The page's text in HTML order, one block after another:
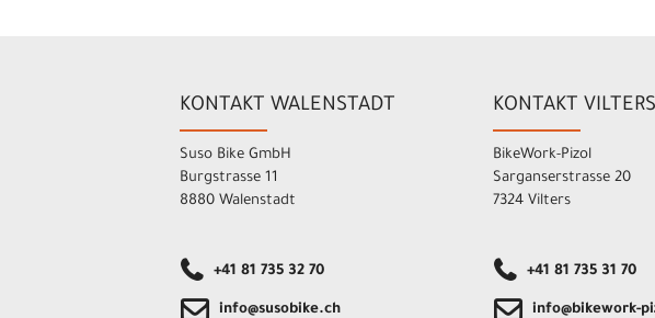
KONTAKT WALENSTADT
Suso Bike GmbH
Burgstrasse 11
8880 Walenstadt
+41 81 735 32 70
info@susobike.ch
KONTAKT VILTERS
BikeWork-Pizol
Sarganserstrasse 20
7324 Vilters
+41 81 735 31 70
info@bikework-